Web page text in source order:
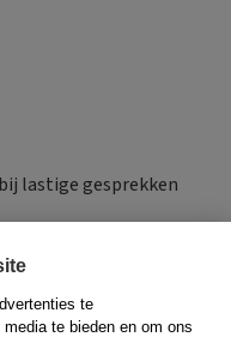
lastige gesprekken
te
te bieden en om ons